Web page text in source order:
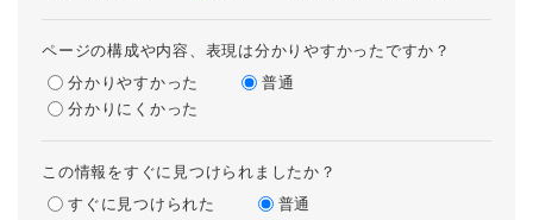
ページの構成や内容、表現は分かりやすかったですか？
分かりやすかった
普通
分かりにくかった
この情報をすぐに見つけられましたか？
すぐに見つけられた
普通